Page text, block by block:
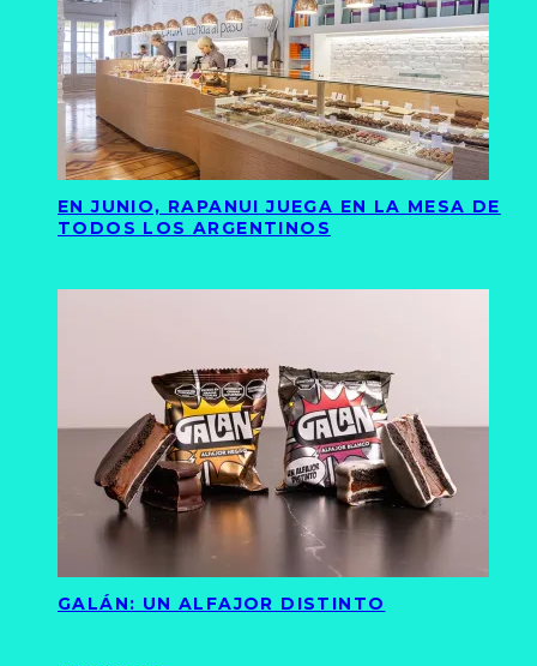
EN JUNIO, RAPANUI JUEGA EN LA MESA DE
TODOS LOS ARGENTINOS
GALÁN: UN ALFAJOR DISTINTO